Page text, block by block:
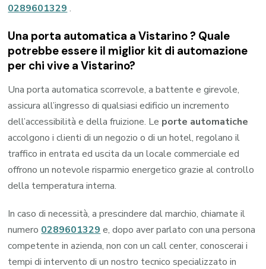
0289601329.
Una porta automatica a Vistarino ? Quale
potrebbe essere il miglior kit di automazione
per chi vive a Vistarino?
Una porta automatica scorrevole, a battente e girevole,
assicura all’ingresso di qualsiasi edificio un incremento
dell’accessibilità e della fruizione. Le porte automatiche
accolgono i clienti di un negozio o di un hotel, regolano il
traffico in entrata ed uscita da un locale commerciale ed
offrono un notevole risparmio energetico grazie al controllo
della temperatura interna.
In caso di necessità, a prescindere dal marchio, chiamate il
numero 0289601329 e, dopo aver parlato con una persona
competente in azienda, non con un call center, conoscerai i
tempi di intervento di un nostro tecnico specializzato in